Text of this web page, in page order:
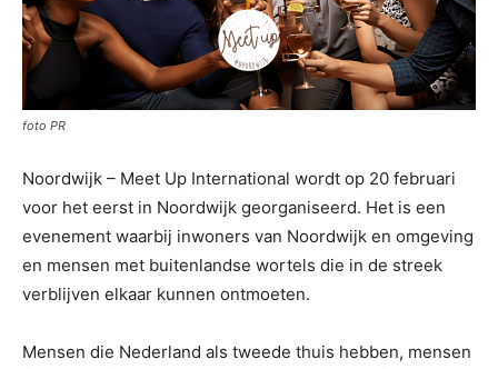
foto PR
Noordwijk – Meet Up International wordt op 20 februari
voor het eerst in Noordwijk georganiseerd. Het is een
evenement waarbij inwoners van Noordwijk en omgeving
en mensen met buitenlandse wortels die in de streek
verblijven elkaar kunnen ontmoeten.
Mensen die Nederland als tweede thuis hebben, mensen